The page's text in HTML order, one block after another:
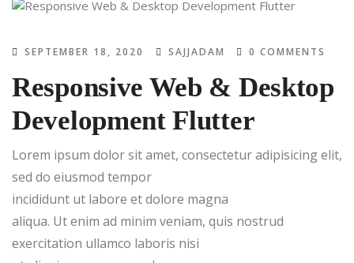
SEPTEMBER 18, 2020 SAJJADAM 0 COMMENTS
Responsive Web & Desktop
Development Flutter
Lorem ipsum dolor sit amet, consectetur adipisicing elit,
sed do eiusmod tempor
incididunt ut labore et dolore magna
aliqua. Ut enim ad minim veniam, quis nostrud
exercitation ullamco laboris nisi